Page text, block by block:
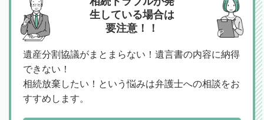
生している場合は
要注意！！
遺産分割協議がまとまらない！遺言書の内容に納得
できない！
相続放棄したい！という悩みは弁護士への相談をお
すすめします。